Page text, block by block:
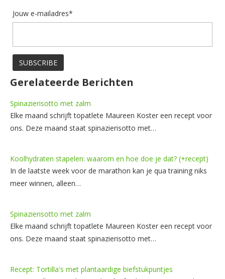
Jouw e-mailadres*
Gerelateerde Berichten
Spinazierisotto met zalm
Elke maand schrijft topatlete Maureen Koster een recept voor
ons. Deze maand staat spinazierisotto met…
Koolhydraten stapelen: waarom en hoe doe je dat? (+recept)
In de laatste week voor de marathon kan je qua training niks
meer winnen, alleen…
Spinazierisotto met zalm
Elke maand schrijft topatlete Maureen Koster een recept voor
ons. Deze maand staat spinazierisotto met…
Recept: Tortilla's met plantaardige biefstukpuntjes